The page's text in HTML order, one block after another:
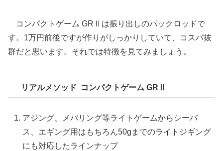
コンパクトゲーム GRⅡは振り出しのパックロッドで
す。1万円前後ですが作りがしっかりしていて、コスパ抜
群だと思います。それでは特徴を見てみましょう。
リアルメソッド コンパクトゲーム GRⅡ
アジング、メバリング等ライトゲームからシーバ
ス、エギング用はもちろん50gまでのライトジギング
にも対応したラインナップ